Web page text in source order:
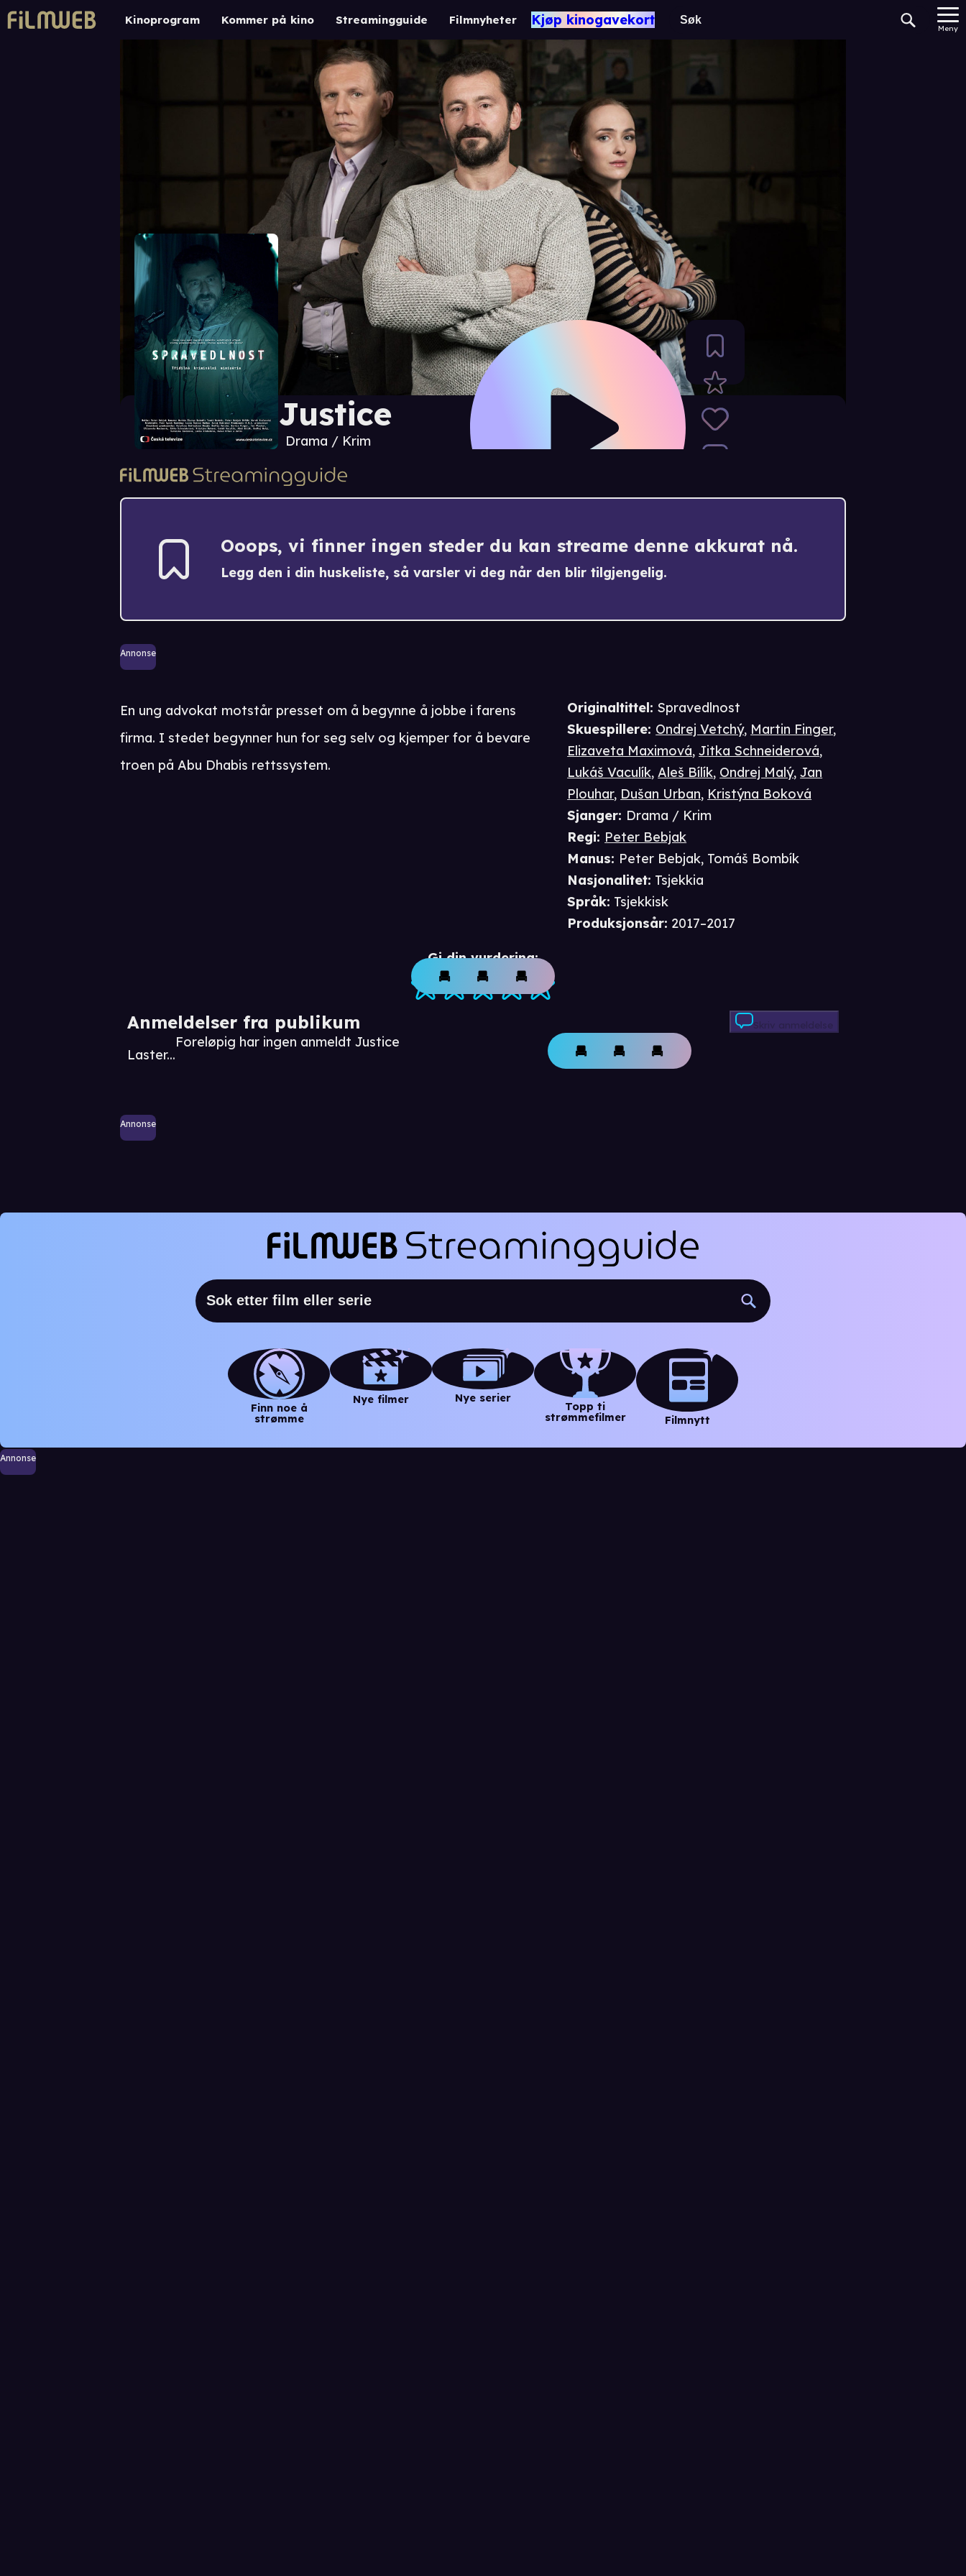
Kinoprogram Kommer på kino Streamingguide Filmnyheter Kjøp kinogavekort
Meny
Justice
Drama / Krim
Ooops, vi finner ingen steder du kan streame denne akkurat nå.
Legg den i din huskeliste, så varsler vi deg når den blir tilgjengelig.
Annonse
Gi din vurdering:
Anmeldelser fra publikum
Laster...
Foreløpig har ingen anmeldt Justice
Skriv anmeldelse
Annonse
Originaltittel: Spravedlnost
Skuespillere: Ondrej Vetchý, Martin Finger,
Elizaveta Maximová,Jitka Schneiderová,
Lukáš Vaculík,Aleš Bílík, Ondrej Malý,Jan
Plouhar, Dušan Urban, Kristýna Boková
Sjanger: Drama / Krim
Regi: Peter Bebjak
Manus: Peter Bebjak, Tomáš Bombík
Nasjonalitet: Tsjekkia
Språk: Tsjekkisk
Produksjonsår: 2017–2017
En ung advokat motstår presset om å begynne å jobbe i farens
firma. I stedet begynner hun for seg selv og kjemper for å bevare
troen på Abu Dhabis rettssystem.
Finn noe å
strømme
Nye filmer Nye serier
Topp ti
strømmefilmer
Filmnytt
Annonse